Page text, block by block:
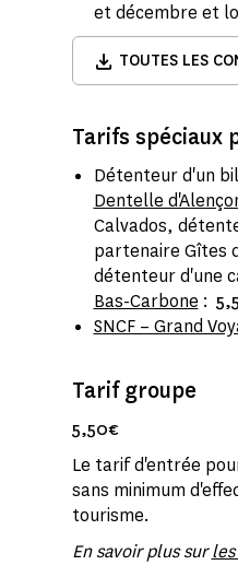
et décembre et
TOUTES LES
Tarifs spéciaux
Détenteur d'un
Dentelle
Calvados,
partenaire Gîtes
détenteur d'une
Bas-Carbone :
SNCF – Grand
Tarif groupe
5,50€
Le tarif d'entrée
sans minimum
tourisme.
En savoir plus sur